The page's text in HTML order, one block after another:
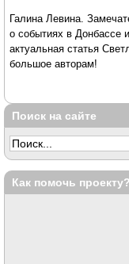
Галина Левина.
о событиях в Донбассе
актуальная статья
большое авторам!
Поиск на сайте
Как помочь проекту?